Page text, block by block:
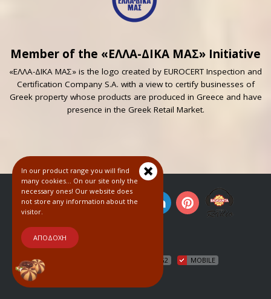
Member of the «ΕΛΛΑ-ΔΙΚΑ ΜΑΣ» Initiative
«ΕΛΛΑ-ΔΙΚΑ ΜΑΣ» is the logo created by EUROCERT Inspection and
Certification Company S.A. with a view to certify businesses of
Greek property whose products are produced in Greece and have
presence in the Greek Retail Market.
WCAG2 MOBILE
In our product range you will find
many cookies... On our site only the
necessary ones! Our website does
not store any information about the
visitor.
ΑΠΟΔΟΧΗ